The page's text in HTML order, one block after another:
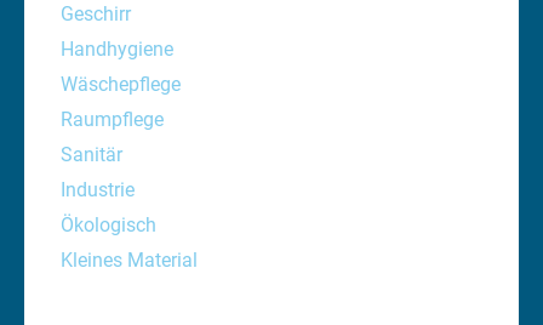
Geschirr
Handhygiene
Wäschepflege
Raumpflege
Sanitär
Industrie
Ökologisch
Kleines Material